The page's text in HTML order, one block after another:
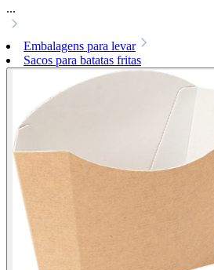
...
Embalagens para levar
Sacos para batatas fritas